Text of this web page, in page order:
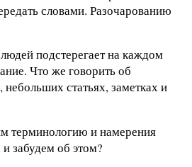
словами. Разочарованию
подстерегает на каждом
Что же говорить об
небольших статьях, заметках и
терминологию и намерения
и забудем об этом?